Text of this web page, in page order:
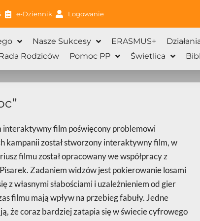
e-Dziennik Logowanie
Nasze Sukcesy ERASMUS+
Rodziców Pomoc PP Świetlica
interaktywny film poświęcony problemowi
kampanii został stworzony interaktywny film, w
filmu został opracowany we współpracy z
Zadaniem widzów jest pokierowanie losami
z własnymi słabościami i uzależnieniem od gier
filmu mają wpływ na przebieg fabuły. Jedne
że coraz bardziej zatapia się w świecie cyfrowego